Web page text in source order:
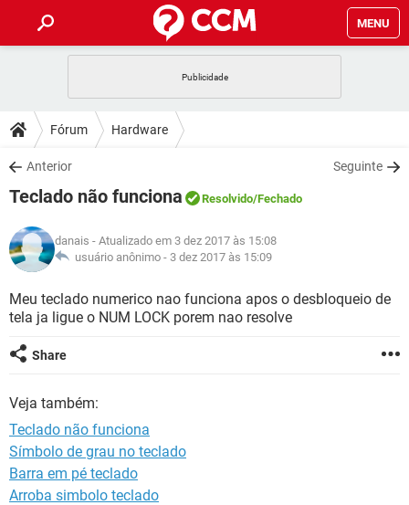
MENU
CELULAR
OUTLOOK
INSTAGRAM GMAIL
GUIA DE COMPRAS
DICAS
JOGOS
INSTAGRAM GMAIL
GUIA DE COMPRAS
DOWNLOADS
JOGOS WHATSAPP
CELULAR
OUTLOOK EXCEL
INSTAGRAM
GUIA DE COMPRAS
JOGOS WHATSAPP
CELULAR
OUTLOOK EXCEL
GLOSSÁRIO
JOGOS
CELULAR FACEBOOK
OUTLOOK
GUIA DE COMPRAS
Fórum Hardware
Anterior Seguinte
Teclado não funciona Resolvido/Fechado
danais - Atualizado em 3 dez 2017 às 15:08
usuário anônimo - 3 dez 2017 às 15:09
Meu teclado numerico nao funciona apos o desbloqueio de
tela ja ligue o NUM LOCK porem nao resolve
Share
Veja também:
Teclado não funciona
Símbolo de grau no teclado
Barra em pé teclado
Arroba simbolo teclado